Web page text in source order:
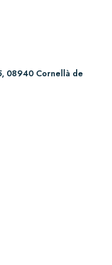
08940 Cornellà de